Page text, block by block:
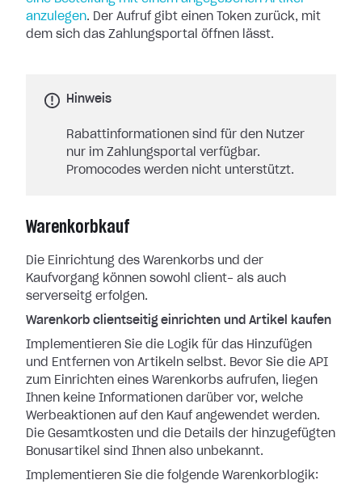
anzulegen. Der Aufruf gibt einen Token zurück, mit
dem sich das Zahlungsportal öffnen lässt.
Hinweis
Rabattinformationen sind für den Nutzer
nur im Zahlungsportal verfügbar.
Promocodes werden nicht unterstützt.
Warenkorbkauf
Die Einrichtung des Warenkorbs und der
Kaufvorgang können sowohl client- als auch
serverseitg erfolgen.
Warenkorb clientseitig einrichten und Artikel kaufen
Implementieren Sie die Logik für das Hinzufügen
und Entfernen von Artikeln selbst. Bevor Sie die API
zum Einrichten eines Warenkorbs aufrufen, liegen
Ihnen keine Informationen darüber vor, welche
Werbeaktionen auf den Kauf angewendet werden.
Die Gesamtkosten und die Details der hinzugefügten
Bonusartikel sind Ihnen also unbekannt.
Implementieren Sie die folgende Warenkorblogik: